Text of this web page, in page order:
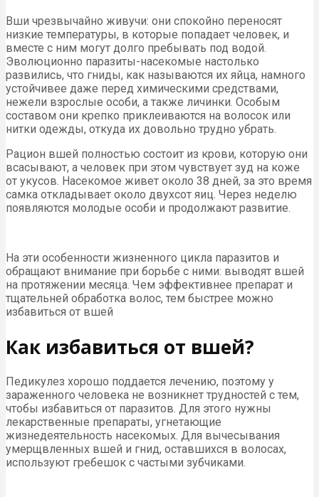
Вши чрезвычайно живучи: они спокойно переносят
низкие температуры, в которые попадает человек, и
вместе с ним могут долго пребывать под водой.
Эволюционно паразиты-насекомые настолько
развились, что гниды, как называются их яйца, намного
устойчивее даже перед химическими средствами,
нежели взрослые особи, а также личинки. Особым
составом они крепко приклеиваются на волосок или
нитки одежды, откуда их довольно трудно убрать.
Рацион вшей полностью состоит из крови, которую они
всасывают, а человек при этом чувствует зуд на коже
от укусов. Насекомое живет около 38 дней, за это время
самка откладывает около двухсот яиц. Через неделю
появляются молодые особи и продолжают развитие.
На эти особенности жизненного цикла паразитов и
обращают внимание при борьбе с ними: выводят вшей
на протяжении месяца. Чем эффективнее препарат и
тщательней обработка волос, тем быстрее можно
избавиться от вшей
Как избавиться от вшей?
Педикулез хорошо поддается лечению, поэтому у
зараженного человека не возникнет трудностей с тем,
чтобы избавиться от паразитов. Для этого нужны
лекарственные препараты, угнетающие
жизнедеятельность насекомых. Для вычесывания
умерщвленных вшей и гнид, оставшихся в волосах,
используют гребешок с частыми зубчиками.